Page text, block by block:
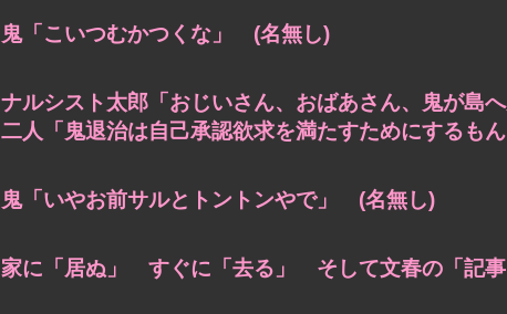
鬼「こいつむかつくな」 (名無し)
ナルシスト太郎「おじいさん、おばあさん、鬼が島
二人「鬼退治は自己承認欲求を満たすためにするも
鬼「いやお前サルとトントンやで」 (名無し)
家に「居ぬ」 すぐに「去る」 そして文春の「記